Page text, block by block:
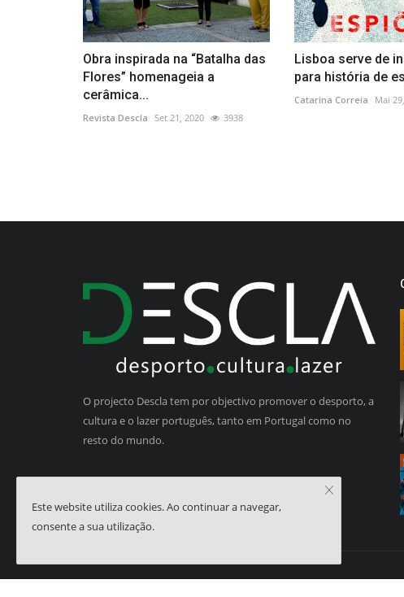
Obra inspirada na “Batalha das
Flores” homenageia a
cerâmica...
Revista Descla Set 21, 2020 3938
Lisboa serve de
para história de
Catarina Correia Mai
O projecto Descla tem por objectivo promover o desporto, a
cultura e o lazer português, tanto em Portugal como no
resto do mundo.
Este website utiliza cookies. Ao continuar a navegar,
consente a sua utilização.